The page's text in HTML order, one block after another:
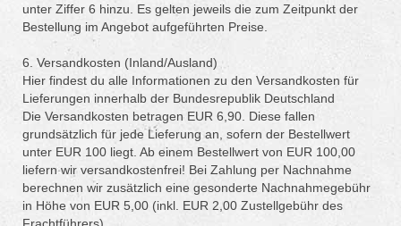
unter Ziffer 6 hinzu. Es gelten jeweils die zum Zeitpunkt der
Bestellung im Angebot aufgeführten Preise.
6. Versandkosten (Inland/Ausland)
Hier findest du alle Informationen zu den Versandkosten für
Lieferungen innerhalb der Bundesrepublik Deutschland
Die Versandkosten betragen EUR 6,90. Diese fallen
grundsätzlich für jede Lieferung an, sofern der Bestellwert
unter EUR 100 liegt. Ab einem Bestellwert von EUR 100,00
liefern wir versandkostenfrei! Bei Zahlung per Nachnahme
berechnen wir zusätzlich eine gesonderte Nachnahmegebühr
in Höhe von EUR 5,00 (inkl. EUR 2,00 Zustellgebühr des